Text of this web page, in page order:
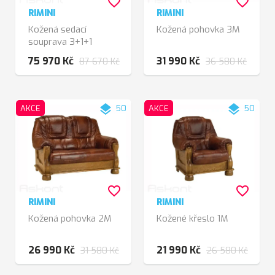
RIMINI
Kožená sedací
souprava 3+1+1
75 970 Kč 87 670 Kč
RIMINI
Kožená pohovka 3M
31 990 Kč 36 580 Kč
AKCE layers 50
RIMINI
Kožená pohovka 2M
26 990 Kč 31 580 Kč
favorite_border
AKCE layers 50
RIMINI
Kožené křeslo 1M
21 990 Kč 26 580 Kč
favorite_border